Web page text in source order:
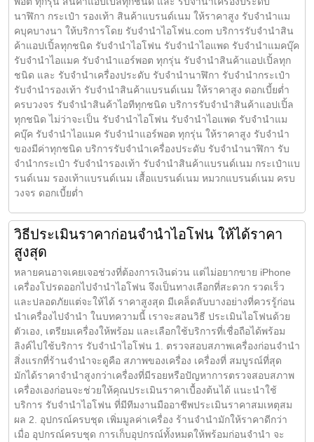
นาฬิกา กระเป๋า รองเท้า สินค้าแบรนด์เนม ให้ราคาสูง รับจำนำแม
คบุคบางนา ให้บริการโดย รับจํานําไอโฟน.com บริการรับจำนำสิน
ค้าแอปเปิ้ลทุกชนิด รับจำนำไอโฟน รับจำนำไอแพด รับจำนำแมคบุ๊ค
รับจำนำไอแมค รับจำนำแอร์พอต ทุกรุ่น รับจำนำสินค้าแอปเปิ้ลทุก
ชนิด และ รับจำนำเครื่องประดับ รับจำนำนาฬิกา รับจำนำกระเป๋า
รับจำนำรองเท้า รับจำนำสินค้าแบรนด์เนม ให้ราคาสูง ดอกเบี้ยต่ำ
ครบวงจร รับจำนำสินค้าไอทีทุกชนิด บริการรับจำนำสินค้าแอปเปิ้ล
ทุกชนิด ไม่ว่าจะเป็น รับจำนำไอโฟน รับจำนำไอแพด รับจำนำแม
คบุ๊ค รับจำนำไอแมค รับจำนำแอร์พอต ทุกรุ่น ให้ราคาสูง รับจำนำ
ของมีค่าทุกชนิด บริการรับจำนำเครื่องประดับ รับจำนำนาฬิกา รับ
จำนำกระเป๋า รับจำนำรองเท้า รับจำนำสินค้าแบรนด์เนม กระเป๋าแบ
รนด์เนม รองเท้าแบรนด์เนม เสื้อแบรนด์เนม หมวกแบรนด์เนม ครบ
วงจร ดอกเบี้ยต่ำ
วิธีประเมินราคาก่อนจำนำไอโฟน ให้ได้ราคา
สูงสุด
หลายคนอาจเคยเจอช่วงที่ต้องการเงินด่วน แต่ไม่อยากขาย iPhone
เครื่องโปรดออกไปจำนำไอโฟน จึงเป็นทางเลือกที่สะดวก รวดเร็ว
และปลอดภัยแต่จะให้ได้ ราคาสูงสุด มีเคล็ดลับบางอย่างที่ควรรู้ก่อน
นำเครื่องไปจำนำ ในบทความนี้ เราจะสอนวิธี ประเมินไอโฟนด้วย
ตัวเอง, เตรียมเครื่องให้พร้อม และเลือกใช้บริการที่เชื่อถือได้พร้อม
ลิงค์ไปใช้บริการ รับจำนำไอโฟน 1. ตรวจสอบสภาพเครื่องก่อนจำนำ
สิ่งแรกที่ร้านจำนำจะดูคือ สภาพของเครื่อง เครื่องที่ สมบูรณ์ที่สุด
มักได้ราคาจำนำสูงกว่าเครื่องที่มีรอยหรือปัญหาการตรวจสอบสภาพ
เครื่องเองก่อนจะช่วยให้คุณประเมินราคาเบื้องต้นได้ แนะนำใช้
บริการ รับจำนำไอโฟน ที่มีทีมงานมืออาชีพประเมินราคาสมเหตุสม
ผล 2. อุปกรณ์ครบชุด เพิ่มมูลค่าเครื่อง ร้านจำนำมักให้ราคาดีกว่า
เมื่อ อุปกรณ์ครบชุด การเก็บอุปกรณ์ทั้งหมดให้พร้อมก่อนจำนำ จะ